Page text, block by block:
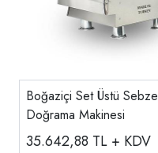
Boğaziçi Set Üstü Sebze
Doğrama Makinesi
35.642,88 TL + KDV